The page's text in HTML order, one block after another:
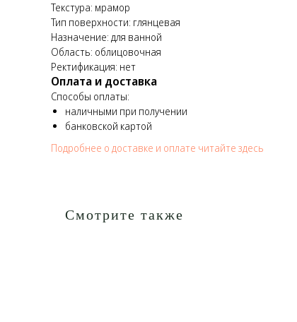
Текстура: мрамор
Тип поверхности: глянцевая
Назначение: для ванной
Область: облицовочная
Ректификация: нет
Оплата и доставка
Способы оплаты:
наличными при получении
банковской картой
Подробнее о доставке и оплате читайте здесь
Смотрите также